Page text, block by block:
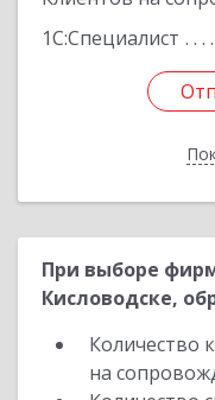
1С:Специалист
При выборе
Кисловодске,
Количество
на